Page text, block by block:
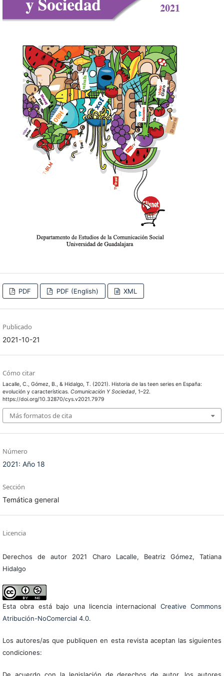
PDF PDF (English) XML
Publicado
2021-10-21
Cómo citar
Lacalle, C., Gómez, B., & Hidalgo, T. (2021). Historia de las teen series en España:
evolución y características. Comunicación Y Sociedad, 1–22.
https://doi.org/10.32870/cys.v2021.7979
Más formatos de cita
Número
2021: Año 18
Sección
Temática general
Licencia
Derechos de autor 2021 Charo Lacalle, Beatriz Gómez, Tatiana
Hidalgo
Esta obra está bajo una licencia internacional Creative Commons
Atribución-NoComercial 4.0.
Los autores/as que publiquen en esta revista aceptan las siguientes
condiciones: